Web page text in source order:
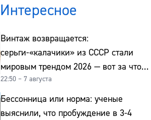
Интересное
Винтаж возвращается:
серьги-«калачики» из СССР стали
мировым трендом 2026 — вот за что
их ценят ювелиры
22:50 – 7 августа
Бессонница или норма: ученые
выяснили, что пробуждение в 3-4